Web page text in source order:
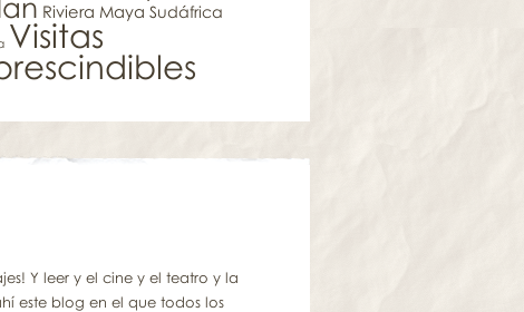
Riviera Maya Sudáfrica
Visitas
Y leer y el cine y el teatro y la
este blog en el que todos los